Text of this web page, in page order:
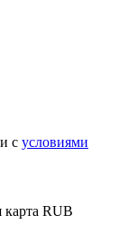
и с условиями
RUB